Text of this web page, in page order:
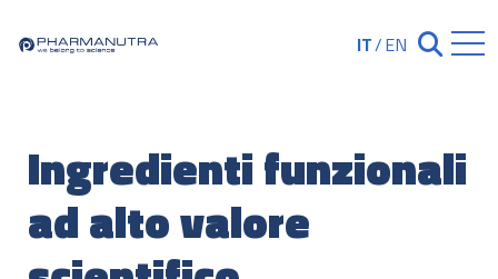
IT/EN Chiudi
Ingredienti funzionali
ad alto valore